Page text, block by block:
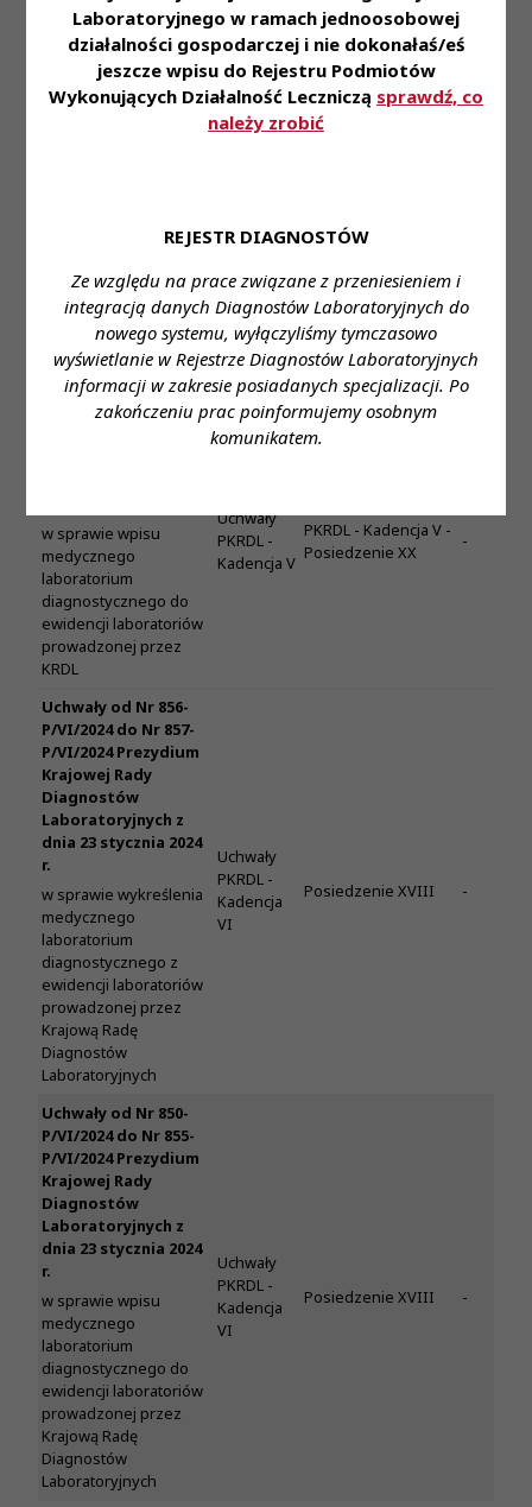
Laboratoryjnego w ramach jednoosobowej
działalności gospodarczej i nie dokonałaś/eś
jeszcze wpisu do Rejestru Podmiotów
Wykonujących Działalność Leczniczą sprawdź, co
należy zrobić
REJESTR DIAGNOSTÓW
Ze względu na prace związane z przeniesieniem i
integracją danych Diagnostów Laboratoryjnych do
nowego systemu, wyłączyliśmy tymczasowo
wyświetlanie w Rejestrze Diagnostów Laboratoryjnych
informacji w zakresie posiadanych specjalizacji. Po
zakończeniu prac poinformujemy osobnym
komunikatem.
Uchwały od Nr 87-
P/VI/2023 do Nr 91-
P/VI/2023 Prezydium
Krajowej Rady
diagnosty
laboratoryjnego i
skreślenia z rejestru
diagnostów
laboratoryjnych
VI
Uchwały od Nr 86/1-
w sprawie wpisu
medycznego
laboratorium
diagnostycznego do
ewidencji laboratoriów
prowadzonej przez
KRDL
Uchwały
PKRDL -
Kadencja V
PKRDL - Kadencja V -
Posiedzenie XX
-
Uchwały od Nr 856-
P/VI/2024 do Nr 857-
P/VI/2024 Prezydium
Krajowej Rady
Diagnostów
Laboratoryjnych z
dnia 23 stycznia 2024
r.
w sprawie wykreślenia
medycznego
laboratorium
diagnostycznego z
ewidencji laboratoriów
prowadzonej przez
Krajową Radę
Diagnostów
Laboratoryjnych
Uchwały
PKRDL -
Kadencja
VI
Posiedzenie XVIII -
Uchwały od Nr 850-
P/VI/2024 do Nr 855-
P/VI/2024 Prezydium
Krajowej Rady
Diagnostów
Laboratoryjnych z
dnia 23 stycznia 2024
r.
w sprawie wpisu
medycznego
laboratorium
diagnostycznego do
ewidencji laboratoriów
prowadzonej przez
Krajową Radę
Diagnostów
Laboratoryjnych
Uchwały
PKRDL -
Kadencja
VI
Posiedzenie XVIII -